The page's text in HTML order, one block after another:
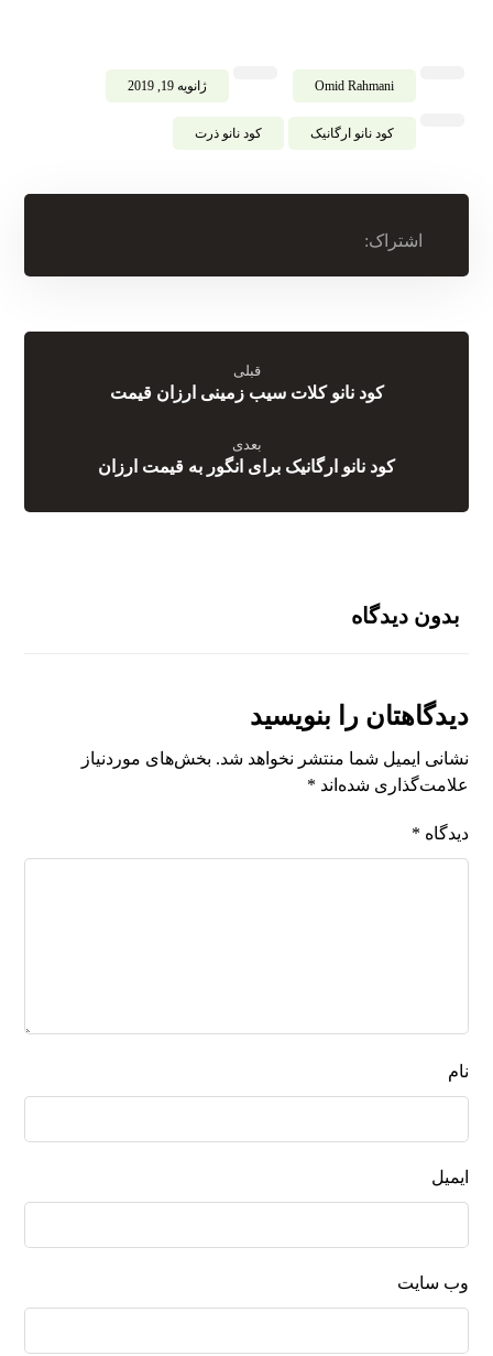
Omid Rahmani ژانویه 19, 2019
کود نانو ارگانیک کود نانو ذرت
قبلی
کود نانو کلات سیب زمینی ارزان قیمت
بعدی
کود نانو ارگانیک برای انگور به قیمت ارزان
بدون دیدگاه
دیدگاهتان را بنویسید
نشانی ایمیل شما منتشر نخواهد شد. بخش‌های موردنیاز
علامت‌گذاری شده‌اند *
دیدگاه *
نام
ایمیل
وب‌ سایت